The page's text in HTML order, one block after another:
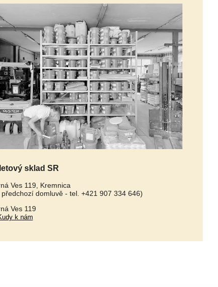
sklad SR
Ves 119, Kremnica
domluvě - tel. +421 907 334 646)
Ves 119
k nám